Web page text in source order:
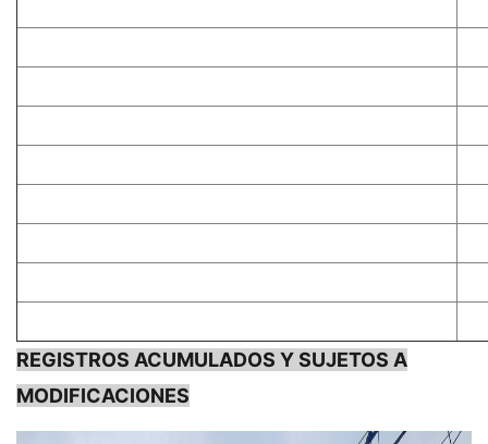
REGISTROS ACUMULADOS Y SUJETOS A
MODIFICACIONES